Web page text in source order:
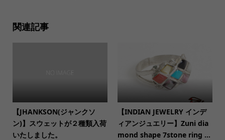
関連記事
【JHANKSON(ジャンクソ
ン)】スウェットが２種類入荷
いたしました。
【INDIAN JEWELRY インデ
ィアンジュエリー】Zuni dia
mond shape 7stone ring ...